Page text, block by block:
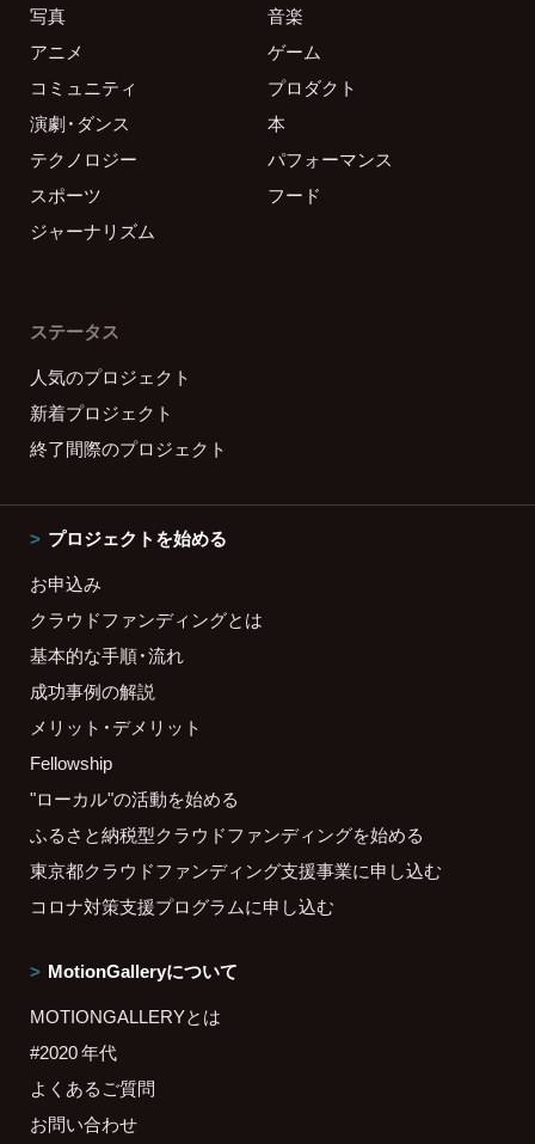
写真
音楽
アニメ
ゲーム
コミュニティ
プロダクト
演劇・ダンス
本
テクノロジー
パフォーマンス
スポーツ
フード
ジャーナリズム
ステータス
人気のプロジェクト
新着プロジェクト
終了間際のプロジェクト
プロジェクトを始める
お申込み
クラウドファンディングとは
基本的な手順・流れ
成功事例の解説
メリット・デメリット
Fellowship
"ローカル"の活動を始める
ふるさと納税型クラウドファンディングを始める
東京都クラウドファンディング支援事業に申し込む
コロナ対策支援プログラムに申し込む
MotionGalleryについて
MOTIONGALLERYとは
#2020 年代
よくあるご質問
お問い合わせ